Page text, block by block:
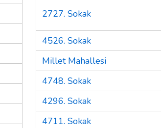
2727. Sokak
4526. Sokak
Millet Mahallesi
4748. Sokak
4296. Sokak
4711. Sokak